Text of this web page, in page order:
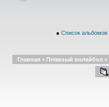
● Список альбомов
Главная > Пляжный волейбол >